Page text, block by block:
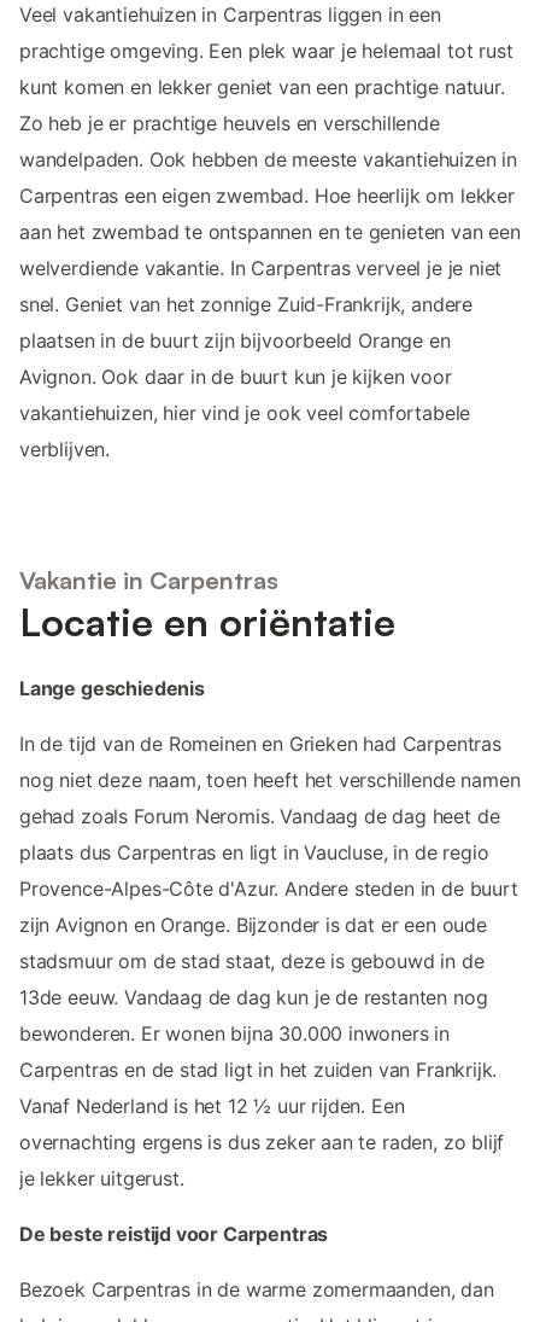
Veel vakantiehuizen in Carpentras liggen in een
prachtige omgeving. Een plek waar je helemaal tot rust
kunt komen en lekker geniet van een prachtige natuur.
Zo heb je er prachtige heuvels en verschillende
wandelpaden. Ook hebben de meeste vakantiehuizen in
Carpentras een eigen zwembad. Hoe heerlijk om lekker
aan het zwembad te ontspannen en te genieten van een
welverdiende vakantie. In Carpentras verveel je je niet
snel. Geniet van het zonnige Zuid-Frankrijk, andere
plaatsen in de buurt zijn bijvoorbeeld Orange en
Avignon. Ook daar in de buurt kun je kijken voor
vakantiehuizen, hier vind je ook veel comfortabele
verblijven.
Vakantie in Carpentras
Locatie en oriëntatie
Lange geschiedenis
In de tijd van de Romeinen en Grieken had Carpentras
nog niet deze naam, toen heeft het verschillende namen
gehad zoals Forum Neromis. Vandaag de dag heet de
plaats dus Carpentras en ligt in Vaucluse, in de regio
Provence-Alpes-Côte d'Azur. Andere steden in de buurt
zijn Avignon en Orange. Bijzonder is dat er een oude
stadsmuur om de stad staat, deze is gebouwd in de
13de eeuw. Vandaag de dag kun je de restanten nog
bewonderen. Er wonen bijna 30.000 inwoners in
Carpentras en de stad ligt in het zuiden van Frankrijk.
Vanaf Nederland is het 12 ½ uur rijden. Een
overnachting ergens is dus zeker aan te raden, zo blijf
je lekker uitgerust.
De beste reistijd voor Carpentras
Bezoek Carpentras in de warme zomermaanden, dan